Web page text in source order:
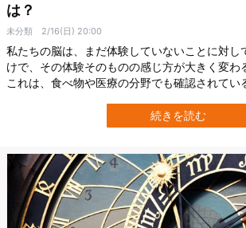
は？
未分類 2/16(日) 20:00
私たちの脳は、まだ体験していないことに対し
けで、その体験そのものの感じ方が大きく変わ
これは、食べ物や医療の分野でも確認されてい
が不快感を増幅させる「ノセボ効果」によく現
的な体験、例えば辛い食べ物に対する「期待」
続きを読む